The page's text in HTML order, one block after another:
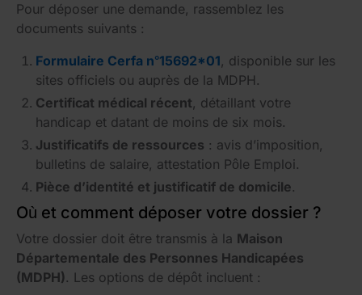
Pour déposer une demande, rassemblez les
documents suivants :
Formulaire Cerfa n°15692*01, disponible sur les
sites officiels ou auprès de la MDPH.
Certificat médical récent, détaillant votre
handicap et datant de moins de six mois.
Justificatifs de ressources : avis d’imposition,
bulletins de salaire, attestation Pôle Emploi.
Pièce d’identité et justificatif de domicile.
Où et comment déposer votre dossier ?
Votre dossier doit être transmis à la Maison
Départementale des Personnes Handicapées
(MDPH). Les options de dépôt incluent :